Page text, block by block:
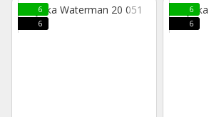
6
6
6
6